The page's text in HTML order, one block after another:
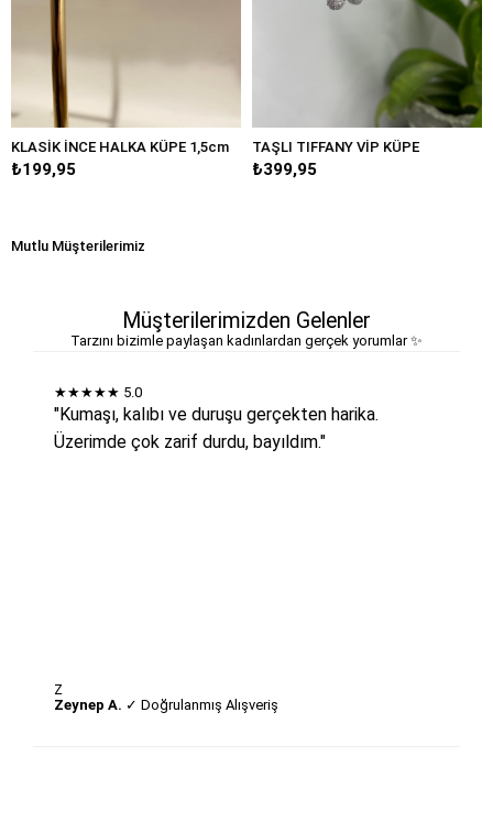
HALKA KÜPE 1,5cm TAŞLI TIFFANY VİP KÜPE
₺399,95
Mutlu Müşterilerimiz
Müşterilerimizden Gelenler
Tarzını bizimle paylaşan kadınlardan gerçek yorumlar ✨
★★★★★ 5.0
"Kumaşı, kalıbı ve duruşu gerçekten harika.
Üzerimde çok zarif durdu, bayıldım."
Z
Zeynep A. ✓ Doğrulanmış Alışveriş